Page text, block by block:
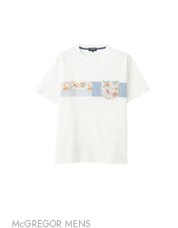
McGREGOR MENS